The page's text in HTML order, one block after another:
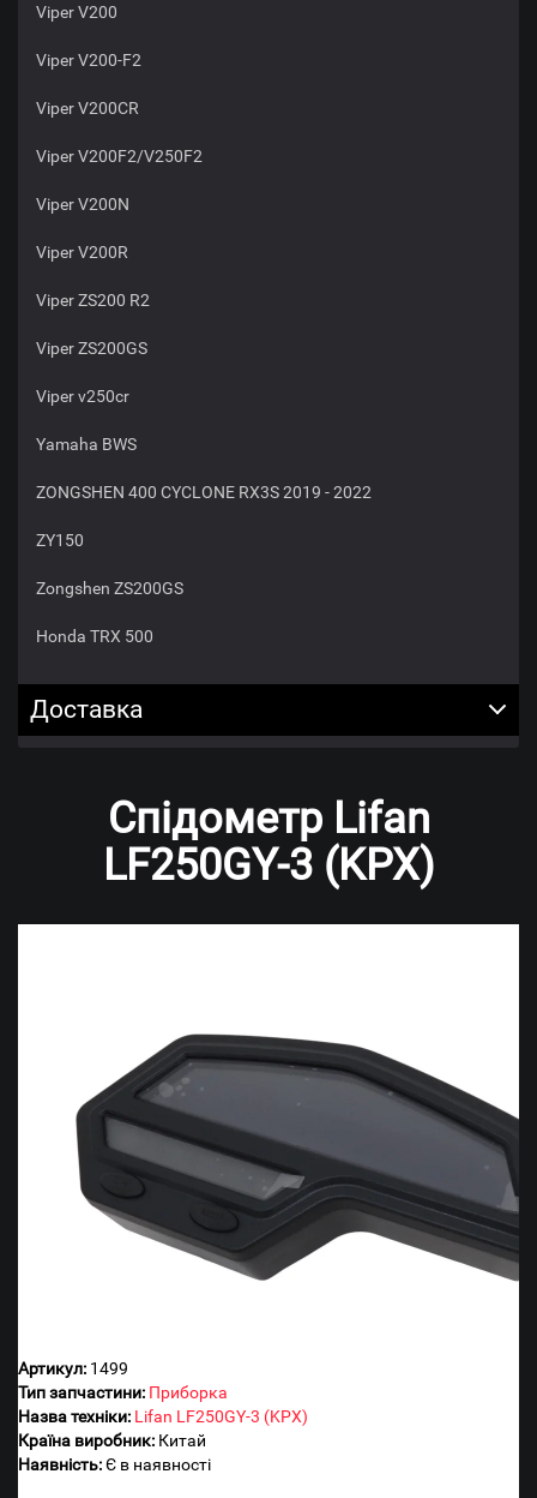
Viper V200
Viper V200-F2
Viper V200CR
Viper V200F2/V250F2
Viper V200N
Viper V200R
Viper ZS200 R2
Viper ZS200GS
Viper v250cr
Yamaha BWS
ZONGSHEN 400 CYCLONE RX3S 2019 - 2022
ZY150
Zongshen ZS200GS
Нonda TRX 500
Доставка
Спідометр Lifan
LF250GY-3 (KPX)
Артикул: 1499
Тип запчастини: Приборка
Назва техніки: Lifan LF250GY-3 (KPX)
Країна виробник: Китай
Наявність:Є в наявності